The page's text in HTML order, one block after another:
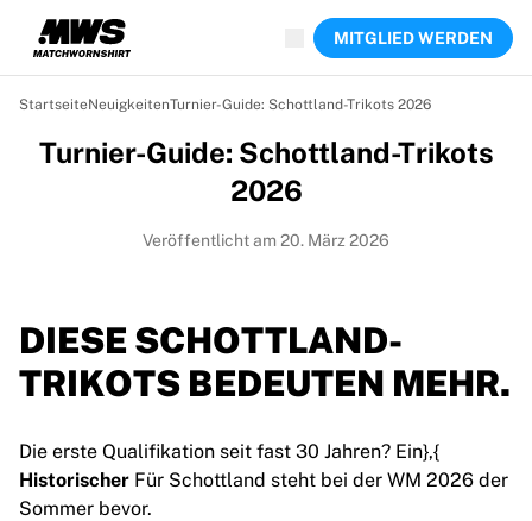
Highlights
Weltmeisterschaftsauktionen
Legend-Kollektion
Tour de France
Weltmeisterschaftsauktionen
Produkte
Getragene Trikots
Torschützen
Debüttrikots
Gerahmte Trikots
MITGLIED WERDEN
StartseiteNeuigkeitenTurnier-Guide: Schottland-Trikots 2026
Turnier-Guide: Schottland-Trikots
2026
Veröffentlicht am 20. März 2026
DIESE SCHOTTLAND-
TRIKOTS BEDEUTEN MEHR.
Die erste Qualifikation seit fast 30 Jahren? Ein},{
Historischer Für Schottland steht bei der WM 2026 der
Sommer bevor.